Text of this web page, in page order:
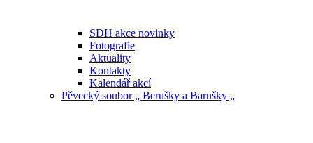
SDH akce novinky
Fotografie
Aktuality
Kontakty
Kalendář akcí
Pěvecký soubor „ Berušky a Barušky „